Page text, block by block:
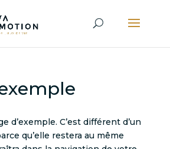
d’exemple. C’est différent d’un
qu’elle restera au même